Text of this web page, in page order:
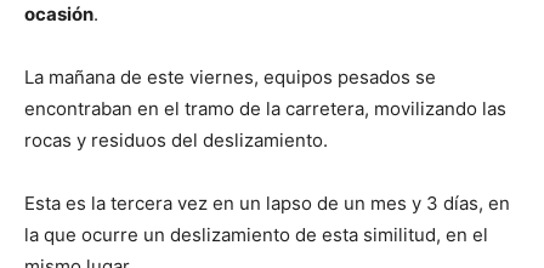
ocasión.
La mañana de este viernes, equipos pesados se
encontraban en el tramo de la carretera, movilizando las
rocas y residuos del deslizamiento.
Esta es la tercera vez en un lapso de un mes y 3 días, en
la que ocurre un deslizamiento de esta similitud, en el